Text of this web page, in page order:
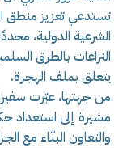
تستدعي تعزيز منطق
الشرعية الدولية،
النزاعات بالطرق
يتعلق بملف الهجرة.
من جهتها، عبّرت سفيرة
مشيرة إلى استعداد
والتعاون البنّاء مع